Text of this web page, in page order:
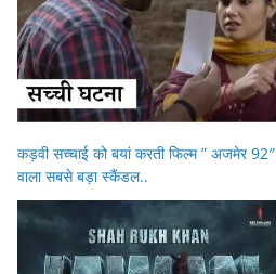
कड़वी सच्चाई को बयां करती फिल्म ” अजमेर
वाला सबसे बड़ा स्कैंडल..